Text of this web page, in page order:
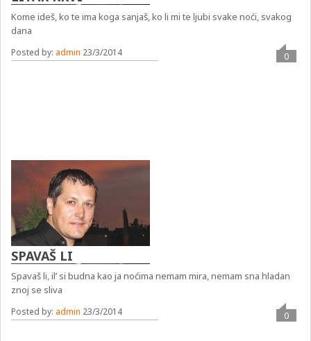
Kome ideš, ko te ima koga sanjaš, ko li mi te ljubi svake noći, svakog
dana
Posted by: admin 23/3/2014 0
SPAVAŠ LI
Spavaš li, il’ si budna kao ja noćima nemam mira, nemam sna hladan
znoj se sliva
Posted by: admin 23/3/2014 0